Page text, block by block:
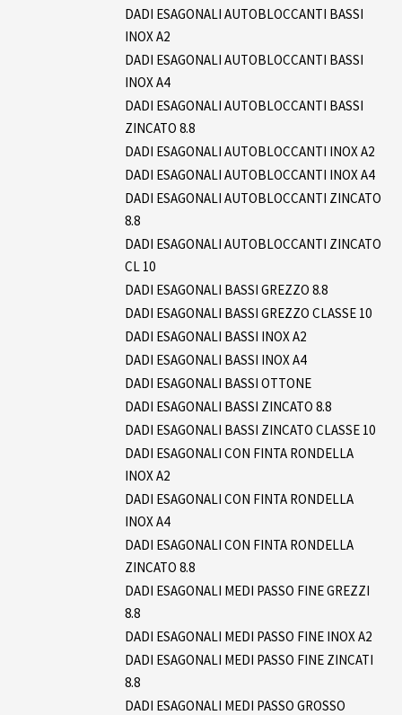
DADI ESAGONALI AUTOBLOCCANTI BASSI
INOX A2
DADI ESAGONALI AUTOBLOCCANTI BASSI
INOX A4
DADI ESAGONALI AUTOBLOCCANTI BASSI
ZINCATO 8.8
DADI ESAGONALI AUTOBLOCCANTI INOX A2
DADI ESAGONALI AUTOBLOCCANTI INOX A4
DADI ESAGONALI AUTOBLOCCANTI ZINCATO
8.8
DADI ESAGONALI AUTOBLOCCANTI ZINCATO
CL 10
DADI ESAGONALI BASSI GREZZO 8.8
DADI ESAGONALI BASSI GREZZO CLASSE 10
DADI ESAGONALI BASSI INOX A2
DADI ESAGONALI BASSI INOX A4
DADI ESAGONALI BASSI OTTONE
DADI ESAGONALI BASSI ZINCATO 8.8
DADI ESAGONALI BASSI ZINCATO CLASSE 10
DADI ESAGONALI CON FINTA RONDELLA
INOX A2
DADI ESAGONALI CON FINTA RONDELLA
INOX A4
DADI ESAGONALI CON FINTA RONDELLA
ZINCATO 8.8
DADI ESAGONALI MEDI PASSO FINE GREZZI
8.8
DADI ESAGONALI MEDI PASSO FINE INOX A2
DADI ESAGONALI MEDI PASSO FINE ZINCATI
8.8
DADI ESAGONALI MEDI PASSO GROSSO